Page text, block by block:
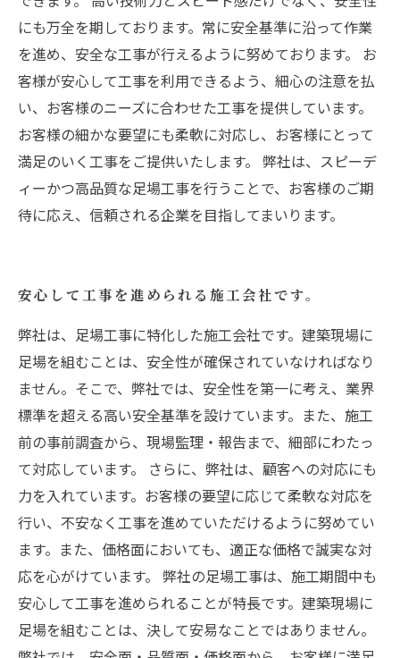
にも万全を期しております。常に安全基準に沿って作業
を進め、安全な工事が行えるように努めております。 お
客様が安心して工事を利用できるよう、細心の注意を払
い、お客様のニーズに合わせた工事を提供しています。
お客様の細かな要望にも柔軟に対応し、お客様にとって
満足のいく工事をご提供いたします。 弊社は、スピーデ
ィーかつ高品質な足場工事を行うことで、お客様のご期
待に応え、信頼される企業を目指してまいります。
安心して工事を進められる施工会社です。
弊社は、足場工事に特化した施工会社です。建築現場に
足場を組むことは、安全性が確保されていなければなり
ません。そこで、弊社では、安全性を第一に考え、業界
標準を超える高い安全基準を設けています。また、施工
前の事前調査から、現場監理・報告まで、細部にわたっ
て対応しています。 さらに、弊社は、顧客への対応にも
力を入れています。お客様の要望に応じて柔軟な対応を
行い、不安なく工事を進めていただけるように努めてい
ます。また、価格面においても、適正な価格で誠実な対
応を心がけています。 弊社の足場工事は、施工期間中も
安心して工事を進められることが特長です。建築現場に
足場を組むことは、決して安易なことではありません。